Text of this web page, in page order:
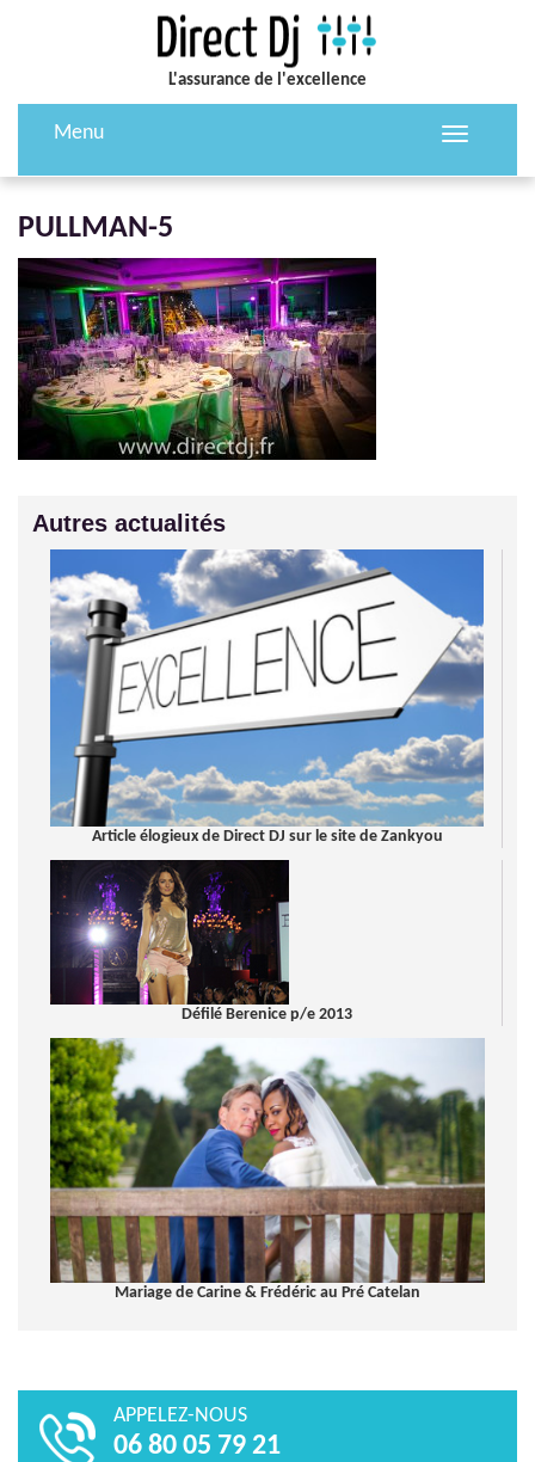
L'assurance de l'excellence
Toggle
Menu
PULLMAN-5
Autres actualités
Article élogieux de Direct DJ sur le site de Zankyou
Défilé Berenice p/e 2013
Mariage de Carine & Frédéric au Pré Catelan
APPELEZ-NOUS
06 80 05 79 21